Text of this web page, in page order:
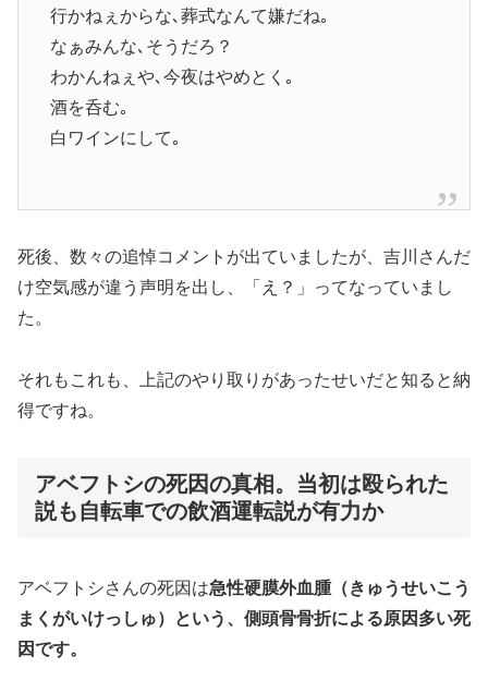
行かねぇからな､葬式なんて嫌だね｡
なぁみんな､そうだろ？
わかんねぇや､今夜はやめとく｡
酒を呑む｡
白ワインにして｡
死後、数々の追悼コメントが出ていましたが、吉川さんだ
け空気感が違う声明を出し、「え？」ってなっていまし
た。
それもこれも、上記のやり取りがあったせいだと知ると納
得ですね。
アベフトシの死因の真相。当初は殴られた
説も自転車での飲酒運転説が有力か
アベフトシさんの死因は急性硬膜外血腫（きゅうせいこう
まくがいけっしゅ）という、側頭骨骨折による原因多い死
因です。